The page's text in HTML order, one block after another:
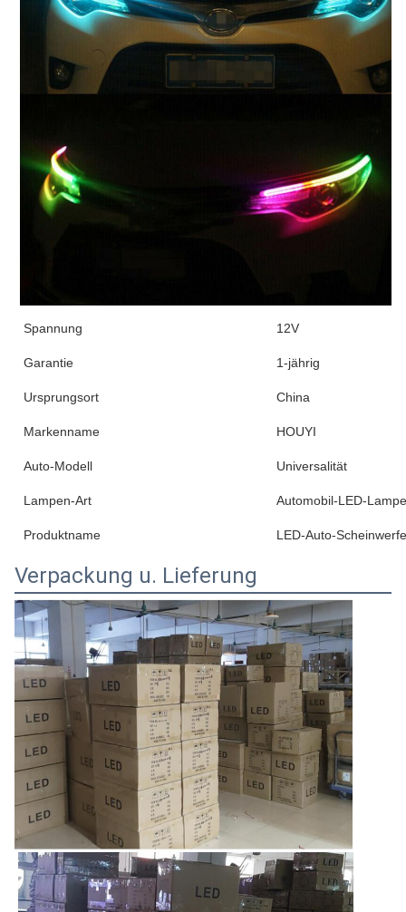
Spannung 12V
Garantie 1-jährig
Ursprungsort China
Markenname HOUYI
Auto-Modell Universalität
Lampen-Art Automobil-LED-
Produktname LED-Auto-
Verpackung u. Lieferung